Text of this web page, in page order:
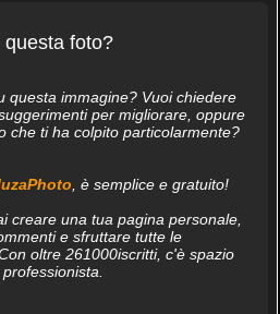
foto?
questa immagine? Vuoi chiedere
per migliorare, oppure
che ti ha colpito particolarmente?
, è semplice e gratuito!
creare una tua pagina personale,
e sfruttare tutte le
oltre 261000iscritti, c'è spazio